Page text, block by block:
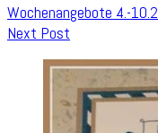
Wochenangebote 4.-10.2.
Next Post